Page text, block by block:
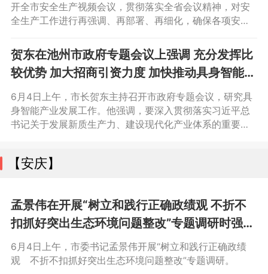
开全市安全生产视频会议，贯彻落实全省会议精神，对安
全生产工作进行再强调、再部署、再细化，确保各项安全
军保、王珏、柯春平参加会议。贺东指出，当前正值夏季
高温季节，是各类安全事故的高发期、频发期。各级各部
门要深入学习贯彻习近平总书记关于安全生产的重要论述
和重要指示批示精神，认真落实省委、省政府部署要求
贺东在池州市政府专题会议上强调 充分发挥比
较优势 加大招商引资力度 加快推动具身智能产
业发展
6月4日上午，市长贺东主持召开市政府专题会议，研究具
身智能产业发展工作。他强调，要深入贯彻落实习近平总
书记关于发展新质生产力、建设现代化产业体系的重要论
春平出席会议。
【安庆】
孟景伟在开展“树立和践行正确政绩观 不折不
扣抓好突出生态环境问题整改”专题调研时强调
高质高效推动问题整改 以实打实的整改成效取
信于民造福于民
6月4日上午，市委书记孟景伟开展“树立和践行正确政绩
观 不折不扣抓好突出生态环境问题整改”专题调研。